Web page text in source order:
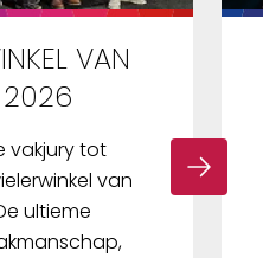
VAN
2026
vakjury tot
van
ultieme